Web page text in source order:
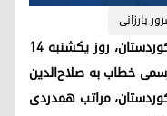
بارزانی
مسرور بارزانی، نخست‌وزیر دولت اقلیم کوردستان، روز یکشنبه ۱۴
در پیامی رسمی خطاب به صلاح‌الدین
مراتب همدردی